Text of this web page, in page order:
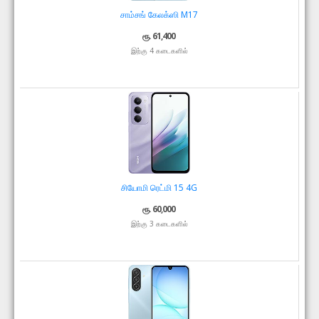
சாம்சங் கேலக்ஸி M17
ரூ. 61,400
இற்கு 4 கடைகளில்
சியோமி ரெட்மி 15 4G
ரூ. 60,000
இற்கு 3 கடைகளில்